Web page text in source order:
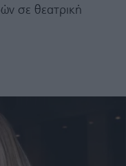
σε θεατρική